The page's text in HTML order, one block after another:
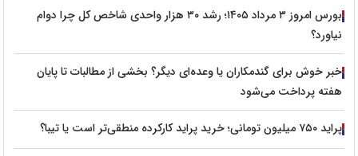
بورس امروز ۳ مرداد ۱۴۰۵؛ رشد ۳۰ هزار واحدی شاخص کل چرا دوام
نیاورد؟
خبر خوش برای گندمکاران یا وعده‌ای دیگر؟ بخشی از مطالبات تا پایان
هفته پرداخت می‌شود
پراید ۷۵۰ میلیون تومانی؛ خرید پراید کارکرده منطقی‌تر است یا تیبا؟